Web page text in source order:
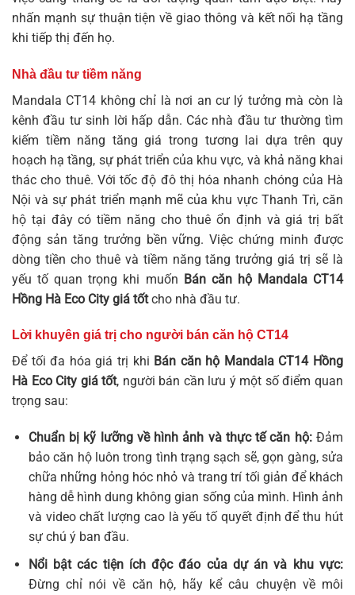
nhấn mạnh sự thuận tiện về giao thông và kết nối hạ tầng
khi tiếp thị đến họ.
Nhà đầu tư tiềm năng
Mandala CT14 không chỉ là nơi an cư lý tưởng mà còn là
kênh đầu tư sinh lời hấp dẫn. Các nhà đầu tư thường tìm
kiếm tiềm năng tăng giá trong tương lai dựa trên quy
hoạch hạ tầng, sự phát triển của khu vực, và khả năng khai
thác cho thuê. Với tốc độ đô thị hóa nhanh chóng của Hà
Nội và sự phát triển mạnh mẽ của khu vực Thanh Trì, căn
hộ tại đây có tiềm năng cho thuê ổn định và giá trị bất
động sản tăng trưởng bền vững. Việc chứng minh được
dòng tiền cho thuê và tiềm năng tăng trưởng giá trị sẽ là
yếu tố quan trọng khi muốn Bán căn hộ Mandala CT14
Hồng Hà Eco City giá tốtcho nhà đầu tư.
Lời khuyên giá trị cho người bán căn hộ CT14
Để tối đa hóa giá trị khi Bán căn hộ Mandala CT14 Hồng
Hà Eco City giá tốt, người bán cần lưu ý một số điểm quan
trọng sau:
Chuẩn bị kỹ lưỡng về hình ảnh và thực tế căn hộ:Đảm
bảo căn hộ luôn trong tình trạng sạch sẽ, gọn gàng, sửa
chữa những hỏng hóc nhỏ và trang trí tối giản để khách
hàng dễ hình dung không gian sống của mình. Hình ảnh
và video chất lượng cao là yếu tố quyết định để thu hút
sự chú ý ban đầu.
Nổi bật các tiện ích độc đáo của dự án và khu vực:
Đừng chỉ nói về căn hộ, hãy kể câu chuyện về môi